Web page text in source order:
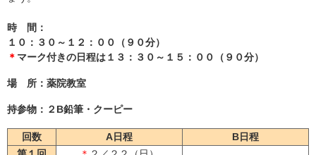
時 間：
１０：３０～１２：００（９０分）
＊ マーク付きの日程は１３：３０～１５：００（９０分）
場 所： 薬院教室
持参物：２B鉛筆・クーピー
回数 A日程
B日程